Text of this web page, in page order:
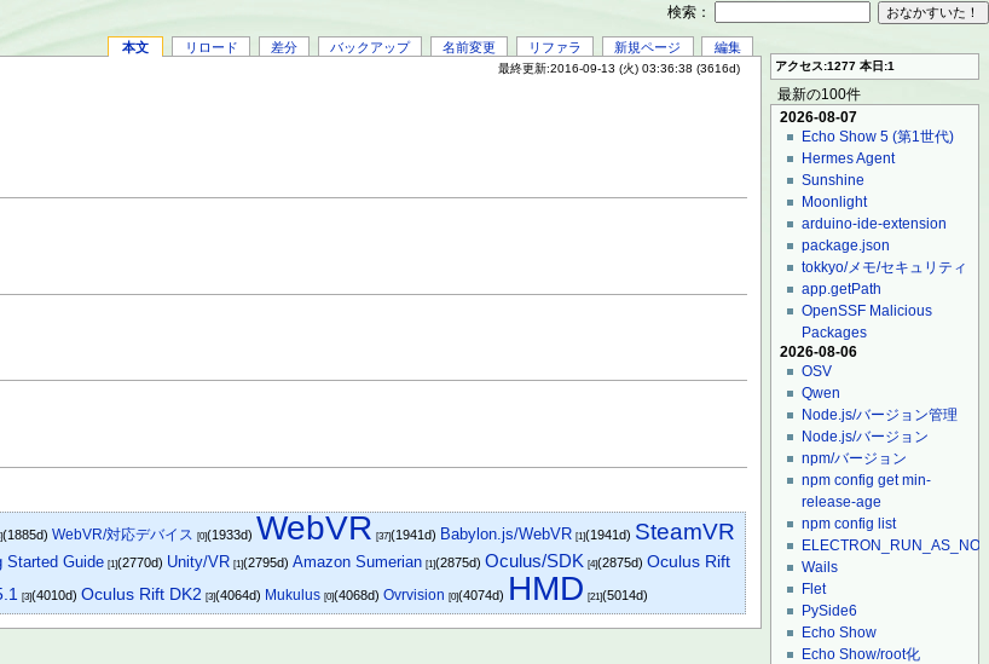
本文 リロード 差分 バックアップ 名前変更 リファラ 新規ページ 編集
最終更新:2016-09-13 (火) 03:36:38 (3616d)
(1885d)WebVR/対応デバイス [0](1933d) WebVR [37](1941d) Babylon.js/WebVR [1](1941d) SteamVR
Started Guide [1](2770d) Unity/VR [1](2795d)Amazon Sumerian [1](2875d)Oculus/SDK [4](2875d)Oculus Rift
[3](4010d)Oculus Rift DK2 [3](4064d) Mukulus [0](4068d)Ovrvision [0](4074d) HMD [21](5014d)
アクセス:1277 本日:1
最新の100件
2026-08-07
Echo Show 5 (第1世代)
Hermes Agent
Sunshine
Moonlight
arduino-ide-extension
package.json
tokkyo/メモ/セキュリティ
app.getPath
OpenSSF Malicious
Packages
2026-08-06
OSV
Qwen
Node.js/バージョン管理
Node.js/バージョン
npm/バージョン
npm config get min-
release-age
npm config list
Wails
Flet
PySide6
Echo Show
Echo Show/root化
検索：